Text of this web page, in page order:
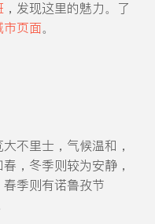
，发现这里的魅力。了
市页面。
不里士，气候温和，
，冬季则较为安静，
季则有诺鲁孜节